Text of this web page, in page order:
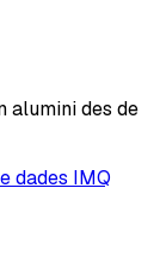
alumini des de
dades IMQ